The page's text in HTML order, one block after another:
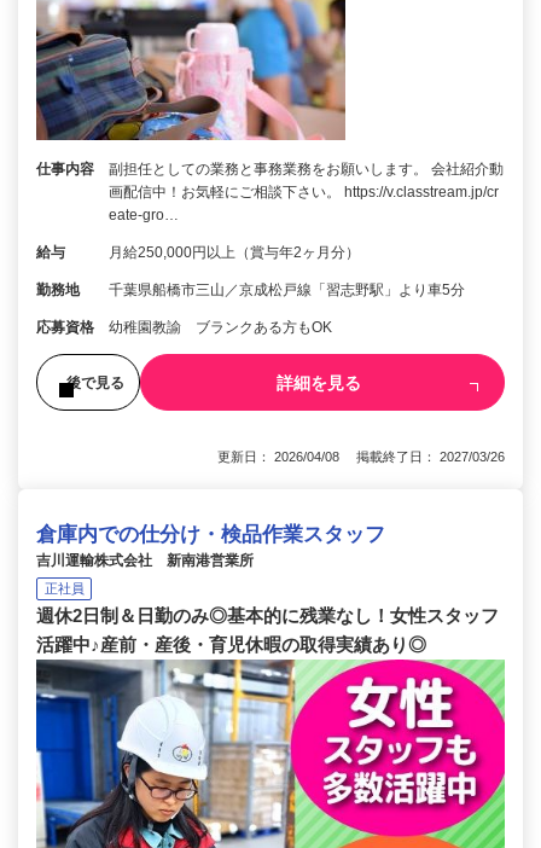
仕事内容
副担任としての業務と事務業務をお願いします。 会社紹介動
画配信中！お気軽にご相談下さい。 https://v.classtream.jp/cr
eate-gro…
給与 月給250,000円以上（賞与年2ヶ月分）
勤務地 千葉県船橋市三山／京成松戸線「習志野駅」より車5分
応募資格 幼稚園教諭 ブランクある方もOK
後で見る 詳細を見る
更新日： 2026/04/08 掲載終了日： 2027/03/26
倉庫内での仕分け・検品作業スタッフ
吉川運輸株式会社 新南港営業所
正社員
週休2日制＆日勤のみ◎基本的に残業なし！女性スタッフ
活躍中♪産前・産後・育児休暇の取得実績あり◎